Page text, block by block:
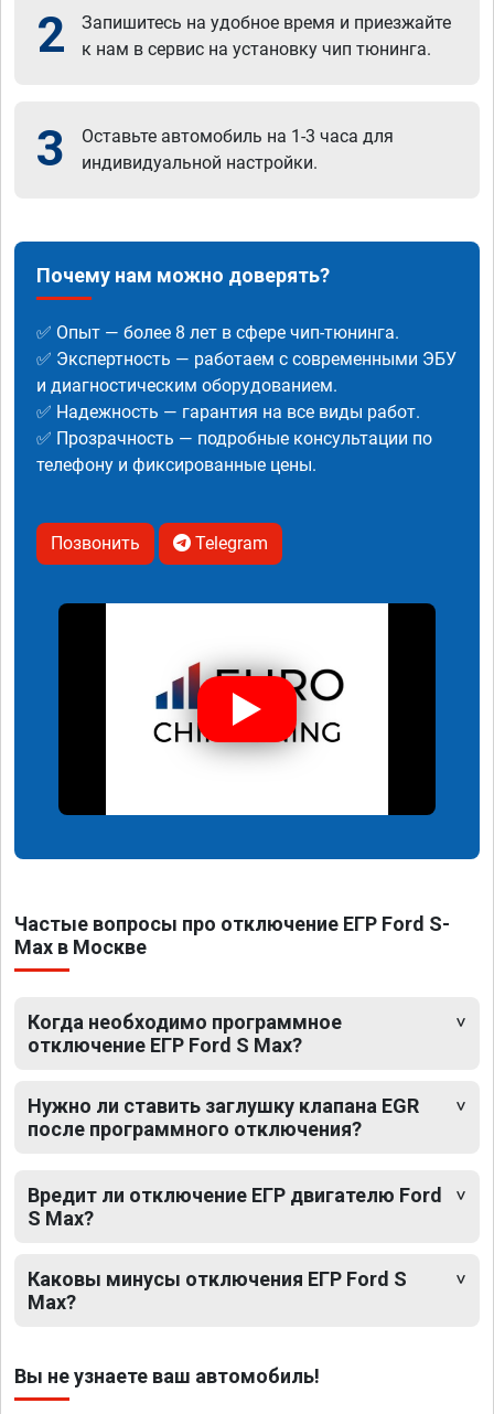
2
Запишитесь на удобное время и приезжайте
к нам в сервис на установку чип тюнинга.
3
Оставьте автомобиль на 1-3 часа для
индивидуальной настройки.
Почему нам можно доверять?
✅ Опыт — более 8 лет в сфере чип-тюнинга.
✅ Экспертность — работаем с современными ЭБУ
и диагностическим оборудованием.
✅ Надежность — гарантия на все виды работ.
✅ Прозрачность — подробные консультации по
телефону и фиксированные цены.
Позвонить Telegram
Частые вопросы про отключение ЕГР Ford S-
Max в Москве
Когда необходимо программное
отключение ЕГР Ford S Max?
Нужно ли ставить заглушку клапана EGR
после программного отключения?
Вредит ли отключение ЕГР двигателю Ford
S Max?
Каковы минусы отключения ЕГР Ford S
Max?
Вы не узнаете ваш автомобиль!